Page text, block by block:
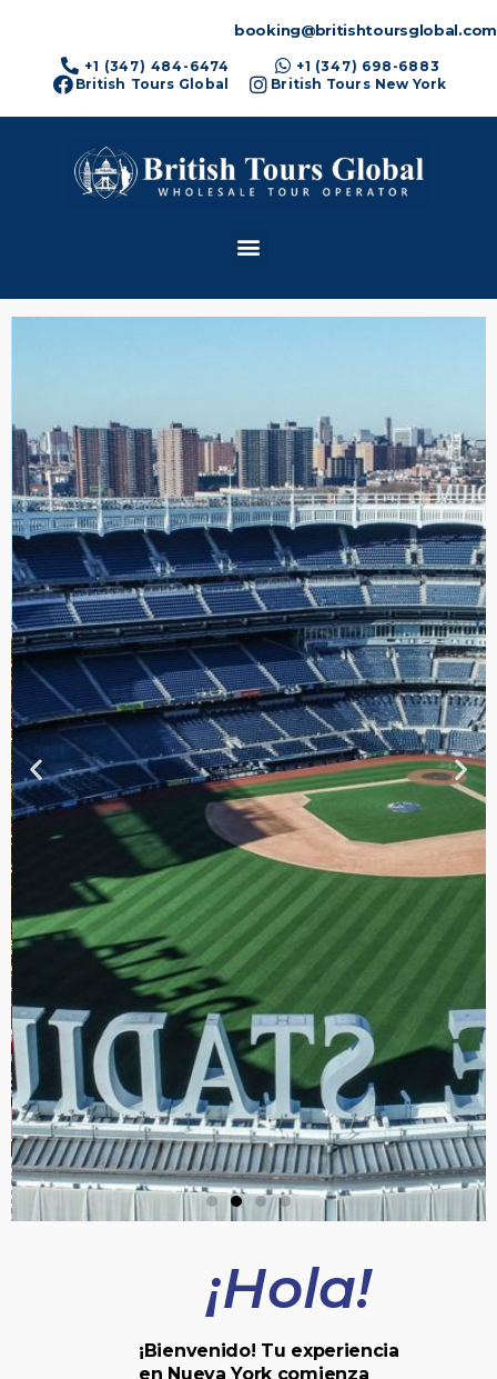
booking@britishtoursglobal.com
+1 (347) 484-6474
+1 (347) 698-6883
British Tours Global
British Tours New York
TOUR DE
CONTRASTES
¡Hola!
¡Bienvenido! Tu experiencia
en Nueva York comienza